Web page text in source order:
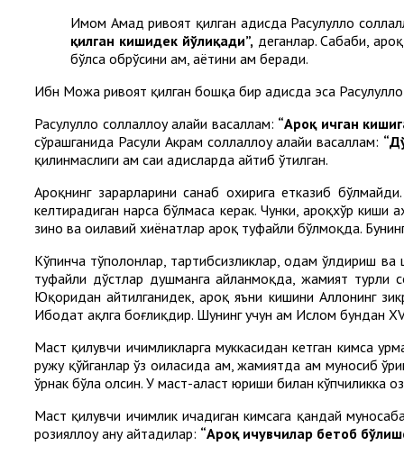
Имом Аҳмад ривоят қилган ҳадисда Расулуллоҳ
қилган кишидек йўлиқади”, деганлар. Сабаби,
бўлса обрўсини ҳам, ҳаётини ҳам беради.
Ибн Можа ривоят қилган бошқа бир ҳадисда эса Расулуллоҳ
Расулуллоҳ соллаллоҳу алайҳи васаллам: “Ароқ ичган
сўрашганида Расули Акрам соллаллоҳу алайҳи васаллам:
қилинмаслиги ҳам саҳиҳ ҳадисларда айтиб ўтилган.
Ароқнинг зарарларини санаб охирига етказиб
келтирадиган нарса бўлмаса керак. Чунки, ароқхўр
зино ва оилавий хиёнатлар ароқ туфайли бўлмоқда.
Кўпинча тўполонлар, тартибсизликлар, одам ўлдириш
туфайли дўстлар душманга айланмоқда, жамият турли
Юқоридан айтилганидек, ароқ яъни кишини Аллоҳнинг
Ибодат ақлга боғлиқдир. Шунинг учун ҳам Ислом бундан
Маст қилувчи ичимликларга муккасидан кетган кимса
ружу қўйганлар ўз оиласида ҳам, жамиятда ҳам муносиб
ўрнак бўла олсин. У маст-аласт юриши билан кўпчиликка
Маст қилувчи ичимлик ичадиган кимсага қандай
розияллоҳу анҳу айтадилар: “Ароқ ичувчилар бетоб